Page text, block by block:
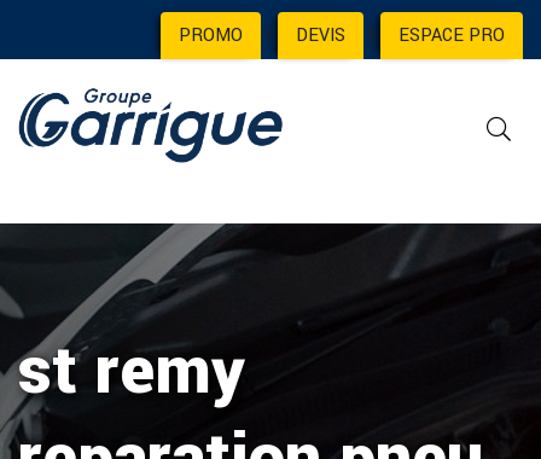
PROMO | DEVIS | ESPACE PRO
st remy